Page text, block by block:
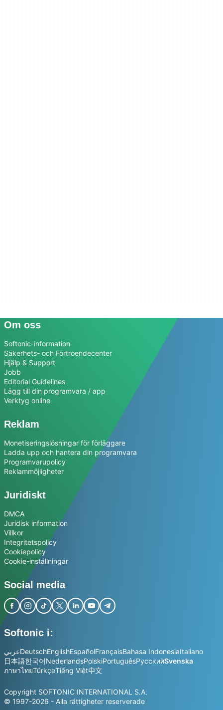
Om oss
Softonic-information
Säkerhets- och Förtroendecenter
Hjälp & Support
Jobb
Editorial Guidelines
Lägg till din programvara / app
Verktyg online
Reklam
Monetiseringslösningar för förläggare
Ladda upp och hantera din programvara
Programvarupolicy
Reklammöjligheter
Juridiskt
DMCA
Juridisk information
Villkor
Integritetspolicy
Cookiepolicy
Cookie-inställningar
Social media
Softonic i:
عربيDeutschEnglishEspañolFrançaisBahasa IndonesiaItaliano
日本語한국어NederlandsPolskiPortuguêsРусскийSvenska
ภาษาไทยTürkçeTiếng Việt中文
Copyright SOFTONIC INTERNATIONAL S.A.
© 1997-2026 - Alla rättigheter reserverade